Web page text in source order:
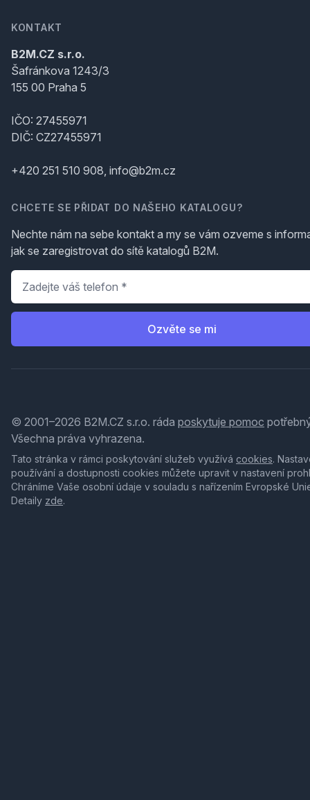
KONTAKT
B2M.CZ s.r.o.
Šafránkova 1243/3
155 00 Praha 5
IČO: 27455971
DIČ: CZ27455971
+420 251 510 908, info@b2m.cz
CHCETE SE PŘIDAT DO NAŠEHO KATALOGU?
Nechte nám na sebe kontakt a my se vám ozveme s
jak se zaregistrovat do sítě katalogů B2M.
Telefon
Ozvěte se mi
© 2001–2026 B2M.CZ s.r.o. ráda poskytuje pomoc
Všechna práva vyhrazena.
Tato stránka v rámci poskytování služeb využívá cookies.
používání a dostupnosti cookies můžete upravit v nastavení
Chráníme Vaše osobní údaje v souladu s nařízením Evropské
Detaily zde.